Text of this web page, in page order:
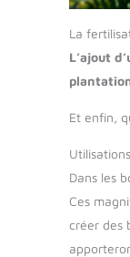
La
L’ajout
Et enfin,
Dans les
Ces
créer des